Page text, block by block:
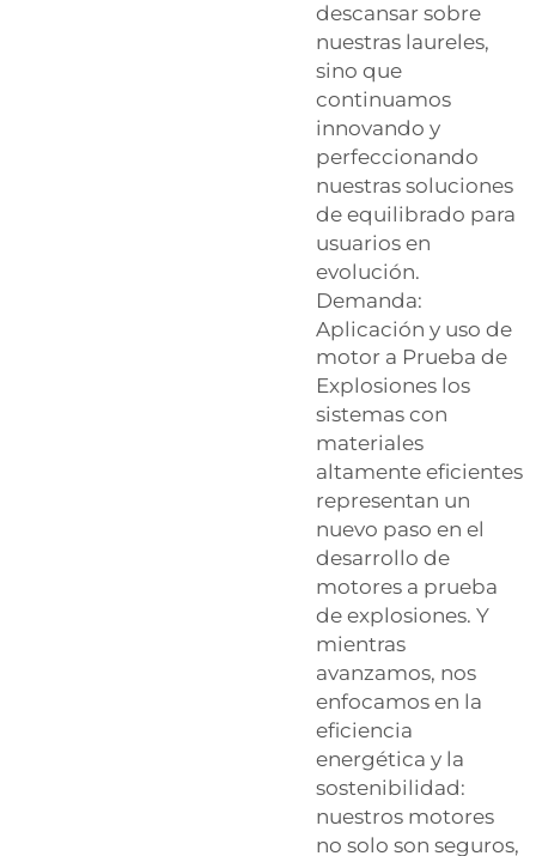
descansar sobre
nuestras laureles,
sino que
continuamos
innovando y
perfeccionando
nuestras soluciones
de equilibrado para
usuarios en
evolución.
Demanda:
Aplicación y uso de
motor a Prueba de
Explosiones los
sistemas con
materiales
altamente eficientes
representan un
nuevo paso en el
desarrollo de
motores a prueba
de explosiones. Y
mientras
avanzamos, nos
enfocamos en la
eficiencia
energética y la
sostenibilidad:
nuestros motores
no solo son seguros,